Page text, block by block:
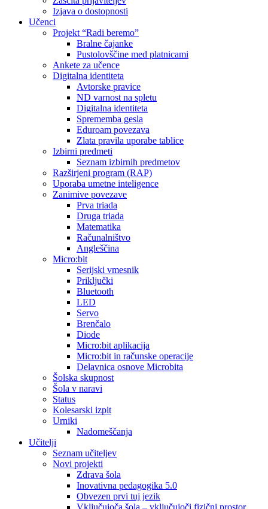
Izjava o dostopnosti
Učenci
Projekt “Radi beremo”
Bralne čajanke
Pustolovščine med platnicami
Ankete za učence
Digitalna identiteta
Avtorske pravice
ND varnost na spletu
Digitalna identiteta
Sprememba gesla
Eduroam povezava
Zlata pravila uporabe tablice
Izbirni predmeti
Seznam izbirnih predmetov
Razširjeni program (RAP)
Uporaba umetne inteligence
Zanimive povezave
Prva triada
Druga triada
Matematika
Računalništvo
Angleščina
Micro:bit
Serijski vmesnik
Priključki
Bluetooth
LED
Servo
Brenčalo
Diode
Micro:bit aplikacija
Micro:bit in računske operacije
Delavnica osnove Microbita
Šolska skupnost
Šola v naravi
Status
Kolesarski izpit
Urniki
Nadomeščanja
Učitelji
Seznam učiteljev
Novi projekti
Zdrava šola
Inovativna pedagogika 5.0
Obvezen prvi tuj jezik
Vključujoča šola – vključujoči fizični prostor